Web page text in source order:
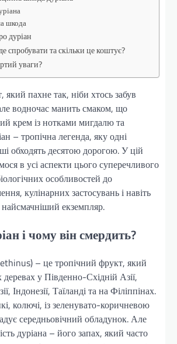
шкода
дуріан
спробувати та скільки це коштує?
уваги?
який пахне так, ніби хтось забув
водночас манить смаком, що
крем із нотками мигдалю та
– тропічна легенда, яку одні
обходять десятою дорогою. У цій
в усі аспекти цього суперечливого
особливостей до
кулінарних застосувань і навіть
екземпляр.
і чому він смердить?
– це тропічний фрукт, який
у Південно-Східній Азії,
Індонезії, Таїланді та на Філіппінах.
колючі, із зеленувато-коричневою
середньовічний обладунок. Але
дуріана – його запах, який часто